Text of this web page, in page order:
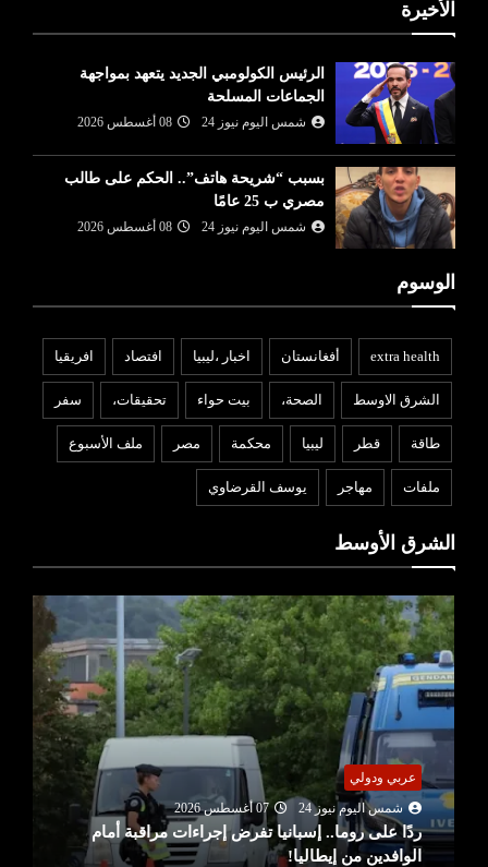
الأخيرة
الرئيس الكولومبي الجديد يتعهد بمواجهة
الجماعات المسلحة
شمس اليوم نيوز 24 08 أغسطس 2026
بسبب “شريحة هاتف”.. الحكم على طالب
مصري ب 25 عامًا
شمس اليوم نيوز 24 08 أغسطس 2026
الوسوم
extra health أفغانستان اخبار ،ليبيا افتصاد افريقيا
الشرق الاوسط الصحة، بيت حواء تحقيقات، سفر
طاقة قطر ليبيا محكمة مصر ملف الأسبوع
ملفات مهاجر يوسف القرضاوي
الشرق الأوسط
عربي ودولي
شمس اليوم نيوز 24
07 أغسطس 2026
ردًا على روما.. إسبانيا تفرض إجراءات مراقبة أمام
الوافدين من إيطاليا!